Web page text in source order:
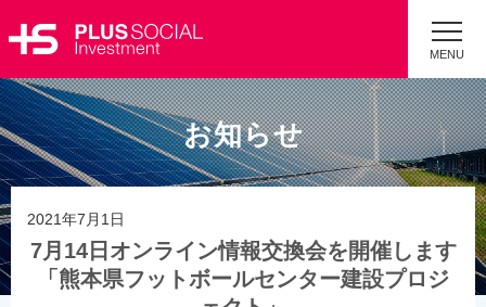
MENU
お知らせ
2021年7月1日
7月14日オンライン情報交換会を開催します
「熊本県フットボールセンター建設プロジ